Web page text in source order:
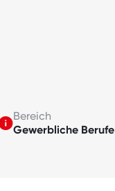
Bereich
Gewerbliche Berufe